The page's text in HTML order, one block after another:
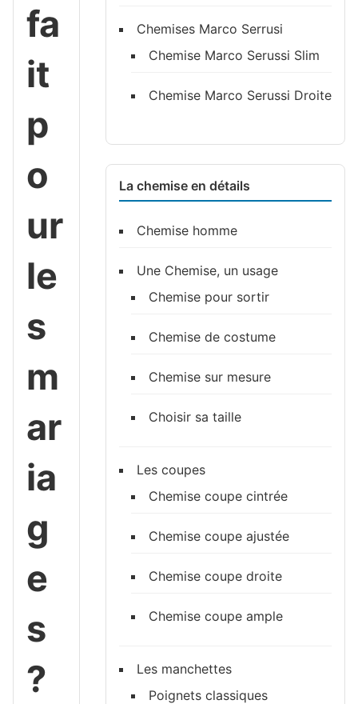
fa
it
p
o
ur
le
s
m
ar
ia
g
e
s
?
Chemises Marco Serrusi
Chemise Marco Serussi Slim
Chemise Marco Serussi Droite
La chemise en détails
Chemise homme
Une Chemise, un usage
Chemise pour sortir
Chemise de costume
Chemise sur mesure
Choisir sa taille
Les coupes
Chemise coupe cintrée
Chemise coupe ajustée
Chemise coupe droite
Chemise coupe ample
Les manchettes
Poignets classiques